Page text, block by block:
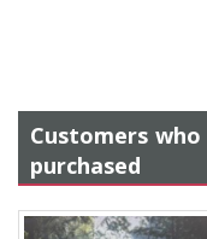
Customers
purchased